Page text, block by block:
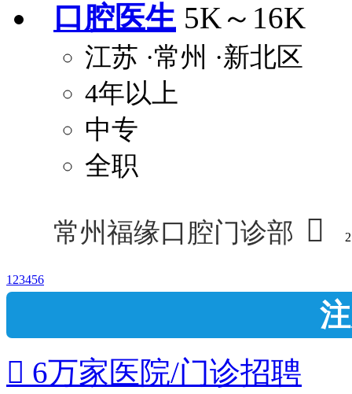
口腔医生 5K～16K
江苏 ·常州 ·新北区
4年以上
中专
全职
常州福缘口腔门诊部 
1 23456
 6万家医院/门诊招聘